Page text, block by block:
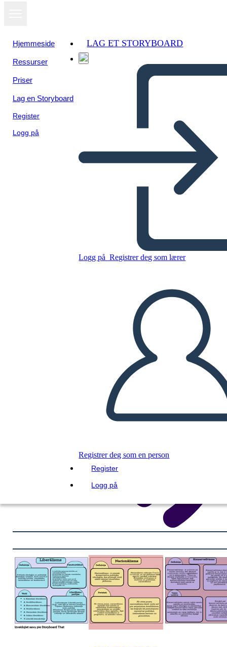
Hjemmeside
Ressurser
Priser
Lag en Storyboard
Register
Logg på
LAG ET STORYBOARD
Logg på Registrer deg som lærer
Registrer deg som en person
Register
Logg på
SPILLE AV LYSBILDEFREMVISNING
LES FOR MEG
Vis som
lysbildefremvisning